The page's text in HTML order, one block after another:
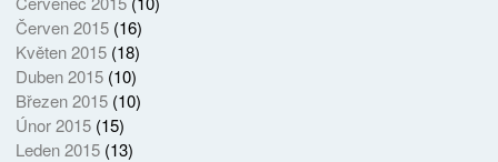
Červen 2015(16)
Květen 2015(18)
Duben 2015(10)
Březen 2015(10)
Únor 2015(15)
Leden 2015(13)